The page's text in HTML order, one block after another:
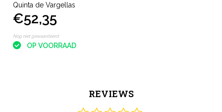
Quinta de Vargellas
€52,35
Nog niet gewaardeerd
OP VOORRAAD
REVIEWS